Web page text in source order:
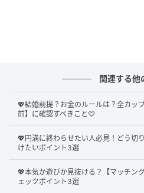
LINEでは毎日のように連絡
あわない」「今忙しくて」な
なか会えない…。
そんな関係が続く場合、実
なたは遊ばれている可能性が
この場合、会えない間も“つ
関連する他
💖結婚前提？お金のルールは？全カッ
前】に確認すべきこと♡
💖円満に終わらせたい人必見！どう切
けたいポイント3選
💖本気か遊びか見抜ける？【マッチン
ェックポイント3選